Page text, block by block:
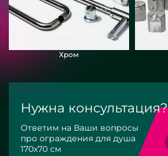
Хром
Нужна консультация?
Ответим на Ваши вопросы
про ограждения для душа
170х70 см